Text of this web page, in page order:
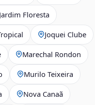
Jardim Floresta
Joquei Clube
Marechal Rondon
Murilo Teixeira
Nova Canaã